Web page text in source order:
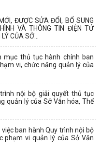
ĐƯỢC SỬA ĐỔI, BỔ SUNG
VÀ THÔNG TIN ĐIỆN TỬ
CỦA SỞ...
mục thủ tục hành chính ban
vi, chức năng quản lý của
nội bộ giải quyết thủ tục
quản lý của Sở Văn hóa, Thể
ban hành Quy trình nội bộ
phạm vi quản lý của Sở Văn